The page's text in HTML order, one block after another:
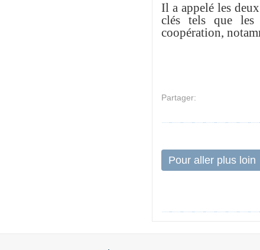
Il a appelé les
clés tels que les
coopération,
Partager:
Pour aller plus loin